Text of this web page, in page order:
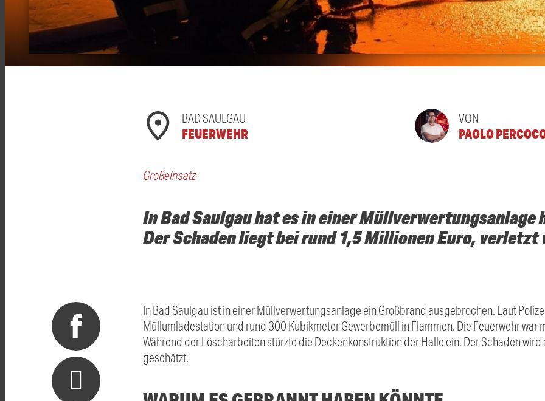
BAD SAULGAU
FEUERWEHR
VON
PAOLO
Großeinsatz
In Bad Saulgau hat es in einer
Der Schaden liegt bei rund 1,5 Millionen Euro, verletzt
In Bad Saulgau ist in einer Müllverwertungsanlage ein Großbrand ausgebrochen. Laut
Müllumladestation und rund 300 Kubikmeter Gewerbemüll in Flammen. Die Feuerwehr war
Während der Löscharbeiten stürzte die Deckenkonstruktion der Halle ein. Der Schaden
geschätzt.